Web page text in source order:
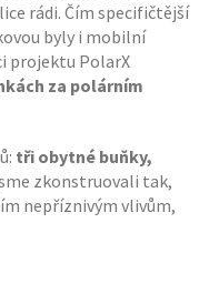
rádi. Čím specifičtější
byly i mobilní
projektu PolarX
za polárním
tři obytné buňky,
zkonstruovali tak,
nepříznivým vlivům,